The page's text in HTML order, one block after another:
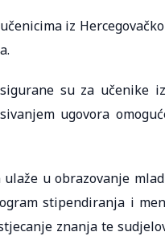
iz
su za učenike
ugovora
ulaže u obrazovanje
stipendiranja i
znanja te